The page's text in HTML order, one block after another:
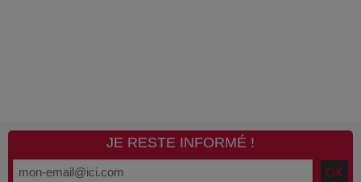
JE RESTE INFORMÉ !